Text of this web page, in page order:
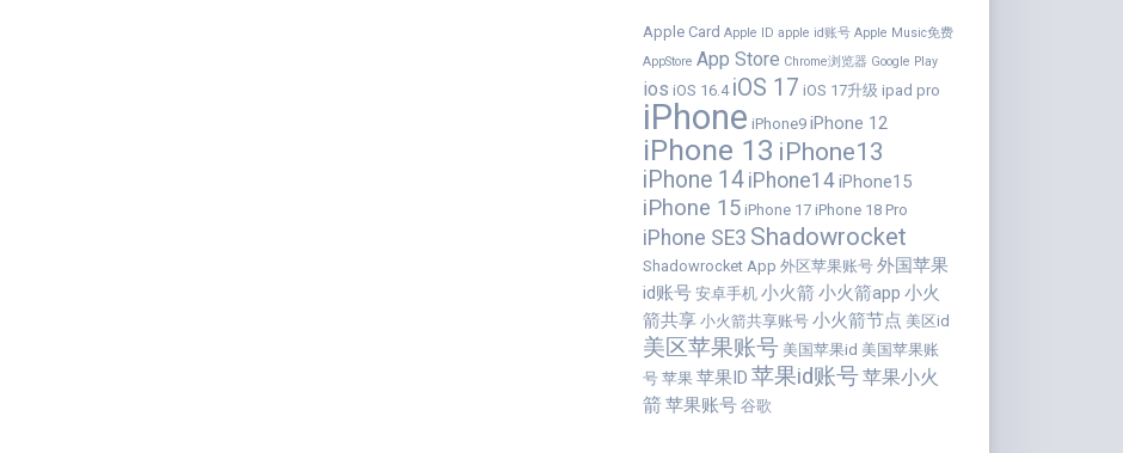
Apple Card Apple ID apple id账号 Apple Music免费
AppStore App Store Chrome浏览器 Google Play
ios iOS 16.4 iOS 17 iOS 17升级 ipad pro
iPhone iPhone9 iPhone 12
iPhone 13 iPhone13
iPhone 14 iPhone14iPhone15
iPhone 15 iPhone 17 iPhone 18 Pro
iPhone SE3 Shadowrocket
Shadowrocket App 外区苹果账号 外国苹果
id账号 安卓手机 小火箭 小火箭app 小火
箭共享 小火箭共享账号 小火箭节点 美区id
美区苹果账号 美国苹果id 美国苹果账
号 苹果 苹果ID 苹果id账号苹果小火
箭苹果账号 谷歌